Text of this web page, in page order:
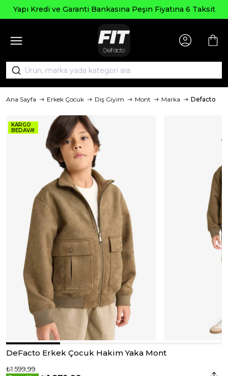
Yapı Kredi ve Garanti Bankasına Peşin Fiyatına 6 Taksit
Ana Sayfa Erkek Çocuk Dış Giyim Mont Marka Defacto
KARGO
BEDAVA!
DeFacto Erkek Çocuk Hakim Yaka Mont
₺1.599,99